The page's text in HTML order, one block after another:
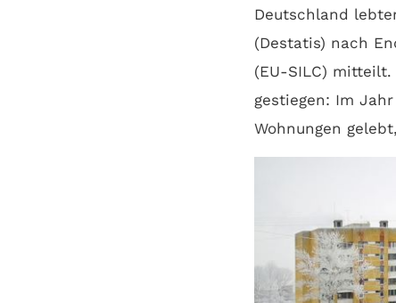
Deutschland
(Destatis) nach
(EU-SILC)
gestiegen: Im
Wohnungen